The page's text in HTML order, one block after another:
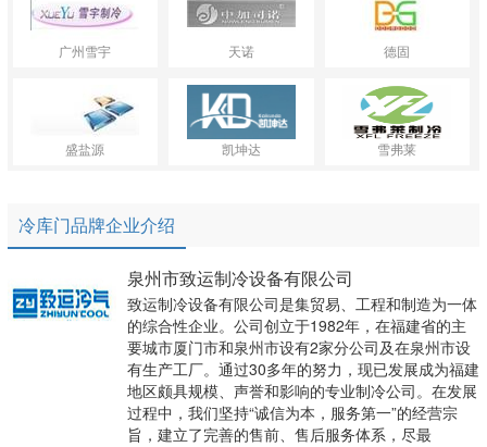
广州雪宇 天诺 德固
盛盐源 凯坤达 雪弗莱
冷库门品牌企业介绍
泉州市致运制冷设备有限公司
致运制冷设备有限公司是集贸易、工程和制造为一体
的综合性企业。公司创立于1982年，在福建省的主
要城市厦门市和泉州市设有2家分公司及在泉州市设
有生产工厂。通过30多年的努力，现已发展成为福建
地区颇具规模、声誉和影响的专业制冷公司。在发展
过程中，我们坚持“诚信为本，服务第一”的经营宗
旨，建立了完善的售前、售后服务体系，尽最